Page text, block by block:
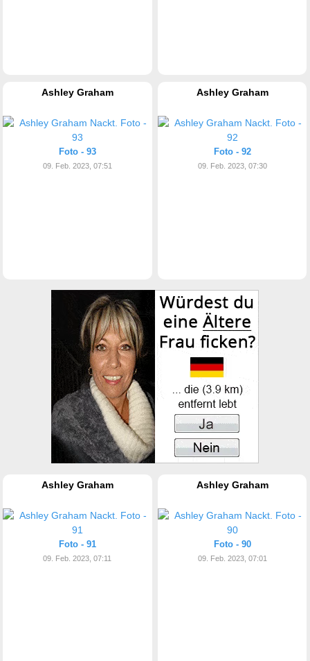
Ashley Graham
Foto - 93
09. Feb. 2023, 07:51
Ashley Graham
Foto - 92
09. Feb. 2023, 07:30
Ashley Graham
Foto - 91
09. Feb. 2023, 07:11
Ashley Graham
Foto - 90
09. Feb. 2023, 07:01